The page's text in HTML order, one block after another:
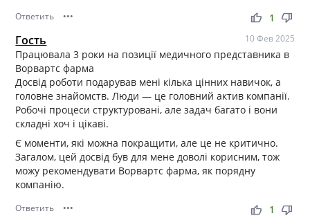
Ответить ••• thumb_up thumb_down
1
Гость 10 Фев 2025
Працювала 3 роки на позиції медичного представника в
Ворвартс фарма
Досвід роботи подарував мені кілька цінних навичок, а
головне знайомств. Люди — це головний актив компанії.
Робочі процеси структуровані, але задач багато і вони
складні хоч і цікаві.
Є моменти, які можна покращити, але це не критично.
Загалом, цей досвід був для мене доволі корисним, тож
можу рекомендувати Ворвартс фарма, як порядну
компанію.
Ответить ••• thumb_up thumb_down
1